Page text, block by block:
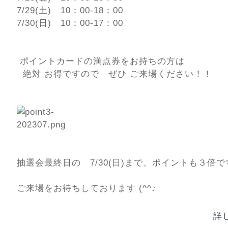
7/29(土) 10：00-18：00
7/30(日) 10：00-17：00
ポイントカードの満点券をお持ちの方は
絶対 お得ですので ぜひ ご来場ください！！
抽選会最終日の 7/30(日)まで、ポイントも３倍で
ご来場をお待ちしております (^^♪
詳